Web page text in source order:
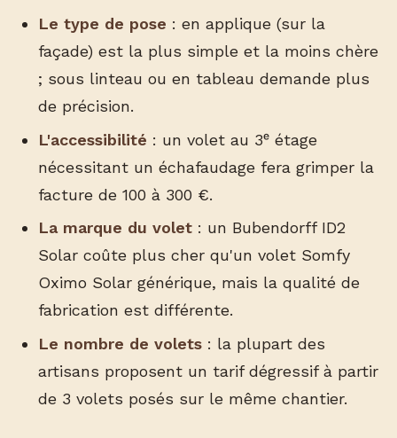
Le type de pose : en applique (sur la
façade) est la plus simple et la moins chère
; sous linteau ou en tableau demande plus
de précision.
L'accessibilité : un volet au 3ᵉ étage
nécessitant un échafaudage fera grimper la
facture de 100 à 300 €.
La marque du volet: un Bubendorff ID2
Solar coûte plus cher qu'un volet Somfy
Oximo Solar générique, mais la qualité de
fabrication est différente.
Le nombre de volets: la plupart des
artisans proposent un tarif dégressif à partir
de 3 volets posés sur le même chantier.